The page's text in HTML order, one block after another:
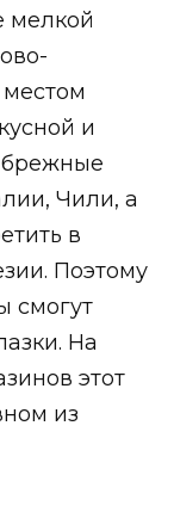
мелкой
и
Чили, а
в
Поэтому
смогут
На
этот
из